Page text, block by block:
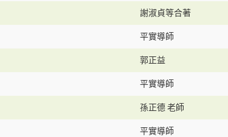
謝淑貞等合著
平實導師
郭正益
平實導師
孫正德 老師
平實導師